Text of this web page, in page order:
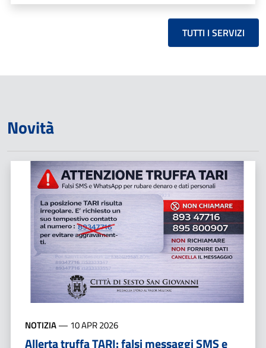
TUTTI I SERVIZI
Novità
NOTIZIA— 10 APR 2026
Allerta truffa TARI: falsi messaggi SMS e